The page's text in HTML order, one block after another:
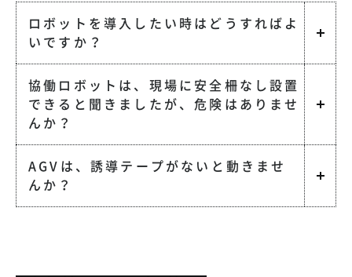
ロボットを導入したい時はどうすればよ
いですか？
協働ロボットは、現場に安全柵なし設置
できると聞きましたが、危険はありませ
んか？
AGVは、誘導テープがないと動きませ
んか？